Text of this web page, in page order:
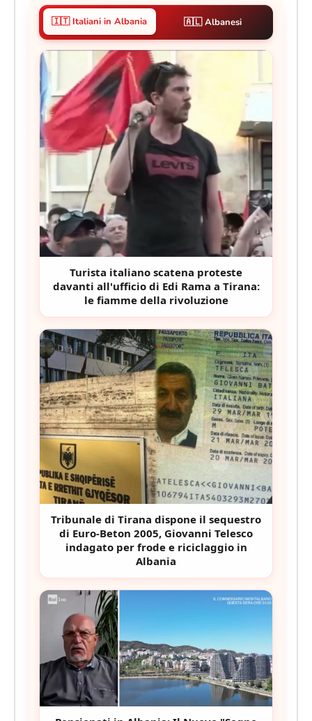
🇮🇹 Italiani in Albania 🇦🇱 Albanesi
Turista italiano scatena proteste
davanti all'ufficio di Edi Rama a Tirana:
le fiamme della rivoluzione
Tribunale di Tirana dispone il sequestro
di Euro-Beton 2005, Giovanni Telesco
indagato per frode e riciclaggio in
Albania